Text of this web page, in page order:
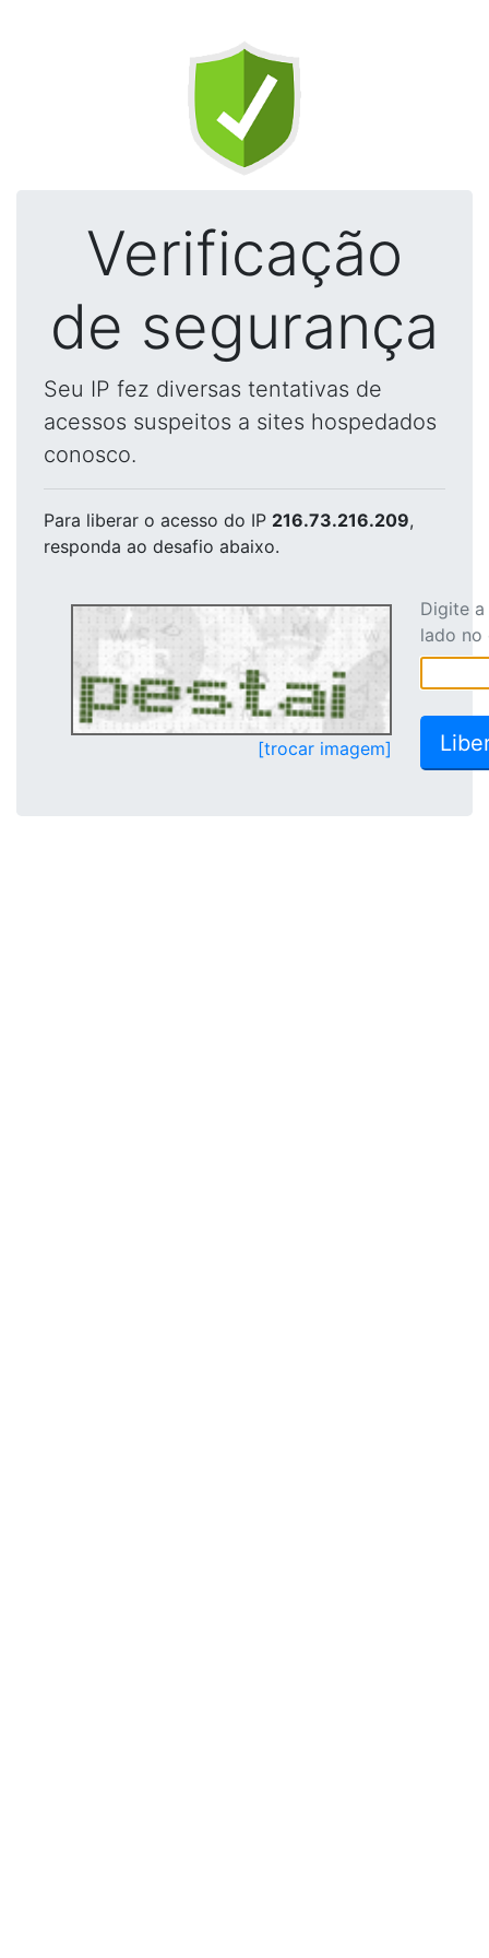
Verificação
de segurança
Seu IP fez diversas tentativas de
acessos suspeitos a sites hospedados
conosco.
Para liberar o acesso do IP 216.73.216.209,
responda ao desafio abaixo.
[trocar imagem]
Digite
lado no